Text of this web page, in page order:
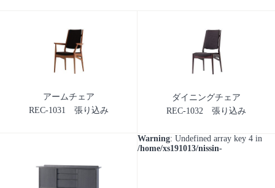
アームチェア
REC-1031 張り込み
ダイニングチェア
REC-1032 張り込み
Warning: Undefined array key 4 in
/home/xs191013/nissin-